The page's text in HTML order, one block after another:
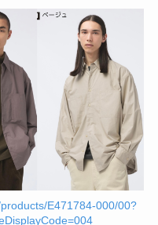
E471784-000/00?